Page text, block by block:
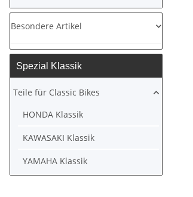
Besondere Artikel
Spezial Klassik
Teile für Classic Bikes
HONDA Klassik
KAWASAKI Klassik
YAMAHA Klassik